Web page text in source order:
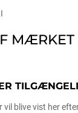
MÆRKET
vil blive vist her